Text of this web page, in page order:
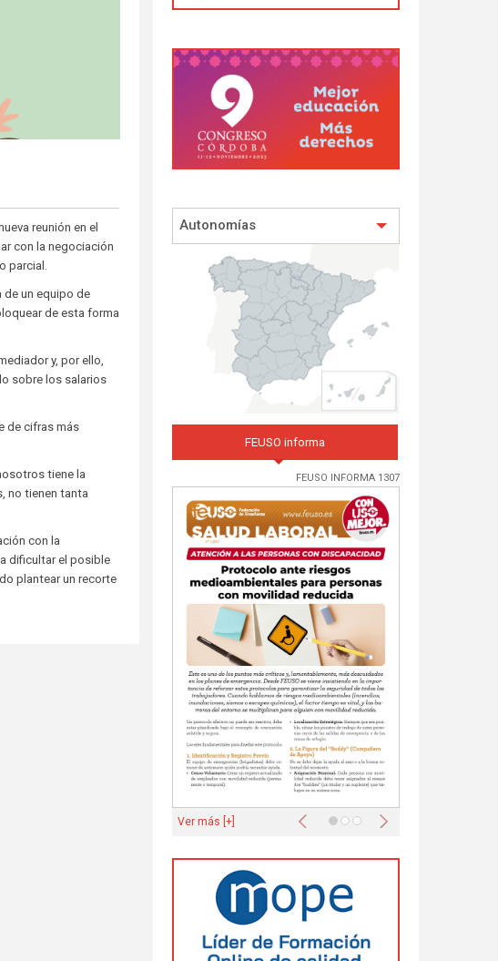
reunión en el
con la negociación
parcial.
de un equipo de
de esta forma
y, por ello,
sobre los salarios
de cifras más
tiene la
no tienen tanta
con la
dificultar el posible
plantear un recorte
Autonomías
FEUSO informa
FEUSO INFORMA 1307
Anterior Siguiente
Ver más [+]